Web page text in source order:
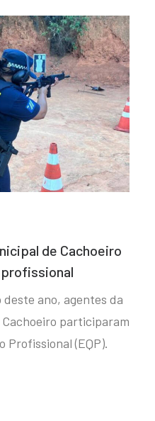
de Cachoeiro
ano, agentes da
participaram
Profissional (EQP).